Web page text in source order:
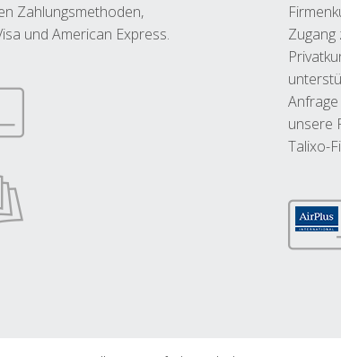
Zahlungsmethoden,
und American Express.
Zugang
unsere
Talixo-